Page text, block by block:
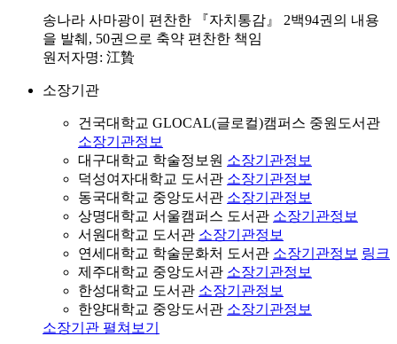
송나라 사마광이 편찬한 『자치통감』 2백94권의 내용
을 발췌, 50권으로 축약 편찬한 책임
원저자명: 江贄
소장기관
건국대학교 GLOCAL(글로컬)캠퍼스 중원도서관
소장기관정보
대구대학교 학술정보원 소장기관정보
덕성여자대학교 도서관 소장기관정보
동국대학교 중앙도서관 소장기관정보
상명대학교 서울캠퍼스 도서관 소장기관정보
서원대학교 도서관 소장기관정보
연세대학교 학술문화처 도서관 소장기관정보 링크
제주대학교 중앙도서관 소장기관정보
한성대학교 도서관 소장기관정보
한양대학교 중앙도서관 소장기관정보
소장기관 펼쳐보기